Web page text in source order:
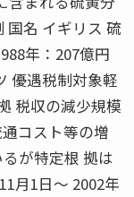
国名 イギリス 硫
年：207億円
優遇税制対象軽
税収の減少規模
コスト等の増
が特定根 拠は
月1日〜 2002年